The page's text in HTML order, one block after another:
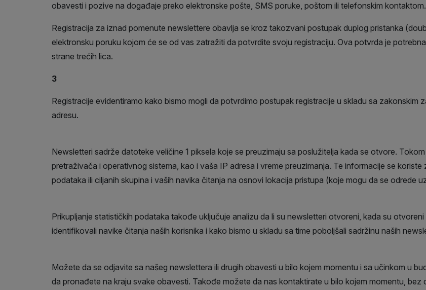
obavesti i pozive na događaje preko elektronske pošte, SMS poruke, poštom ili telefonskim kontaktom.
Registracija za iznad pomenute newslettere obavlja se kroz takozvani postupak duplog pristanka
elektronsku poruku kojom će se od vas zatražiti da potvrdite svoju registraciju. Ova potvrda je
strane trećih lica.
3
Registracije evidentiramo kako bismo mogli da potvrdimo postupak registracije u skladu sa zakonskim
adresu.
Newsletteri sadrže datoteke veličine 1 piksela koje se preuzimaju sa poslužitelja kada se otvore.
pretraživača i operativnog sistema, kao i vaša IP adresa i vreme preuzimanja. Te informacije se
podataka ili ciljanih skupina i vaših navika čitanja na osnovi lokacija pristupa (koje mogu da se odrede
Prikupljanje statističkih podataka takođe uključuje analizu da li su newsletteri otvoreni, kada su
identifikovali navike čitanja naših korisnika i kako bismo u skladu sa time poboljšali sadržinu naših
Možete da se odjavite sa našeg newslettera ili drugih obavesti u bilo kojem momentu i sa učinkom u
da pronađete na kraju svake obavesti. Takođe možete da nas kontaktirate u bilo kojem momentu,